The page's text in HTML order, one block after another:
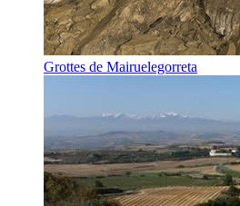
Grottes de Mairuelegorreta